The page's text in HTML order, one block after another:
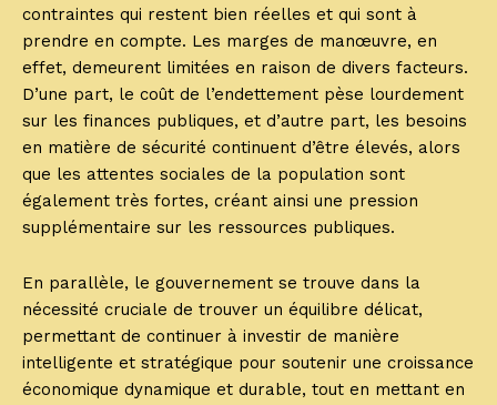
contraintes qui restent bien réelles et qui sont à
prendre en compte. Les marges de manœuvre, en
effet, demeurent limitées en raison de divers facteurs.
D’une part, le coût de l’endettement pèse lourdement
sur les finances publiques, et d’autre part, les besoins
en matière de sécurité continuent d’être élevés, alors
que les attentes sociales de la population sont
également très fortes, créant ainsi une pression
supplémentaire sur les ressources publiques.
En parallèle, le gouvernement se trouve dans la
nécessité cruciale de trouver un équilibre délicat,
permettant de continuer à investir de manière
intelligente et stratégique pour soutenir une croissance
économique dynamique et durable, tout en mettant en